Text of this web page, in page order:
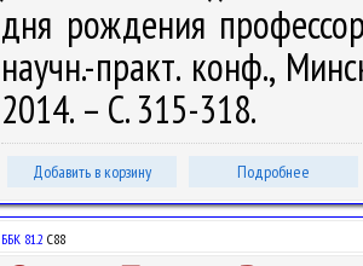
дня рождения
научн.-практ. конф.,
2014. – С. 315-318.
Добавить в корзину Подробнее
ББК 81.2 С88